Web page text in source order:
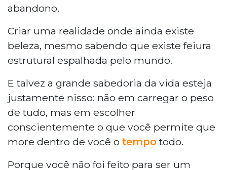
abandono.
Criar uma realidade onde ainda existe
beleza, mesmo sabendo que existe feiura
estrutural espalhada pelo mundo.
E talvez a grande sabedoria da vida esteja
justamente nisso: não em carregar o peso
de tudo, mas em escolher
conscientemente o que você permite que
more dentro de você o tempo todo.
Porque você não foi feito para ser um